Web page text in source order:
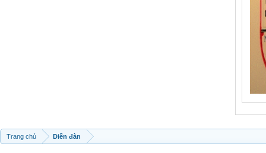
Trang chủ Diễn đàn